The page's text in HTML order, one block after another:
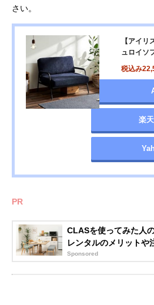
さい。
【アイリ
ュロイソ
税込み
楽
PR
CLASを使ってみた人
レンタルのメリットや
Sponsored